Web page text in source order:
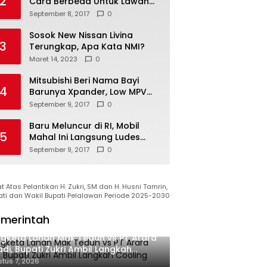
Vietnam
September 8, 2017 0
3
Sosok New Nissan Livina
Terungkap, Apa Kata NMI?
Maret 14, 2023 0
4
Mitsubishi Beri Nama Bayi
Barunya Xpander, Low MPV
Pesaing Avanza cs
September 9, 2017 0
5
Baru Meluncur di RI, Mobil
Mahal Ini Langsung Ludes
Terjual
September 9, 2017 0
Atas Pelantikan H. Zukri, SM dan H. Husni Tamrin,
dan Wakil Bupati Pelalawan Periode 2025-2030
Lahan Mak Teduh vs PT Arara
Bupati Zukri Ambil Langkah
Down
7, 2026